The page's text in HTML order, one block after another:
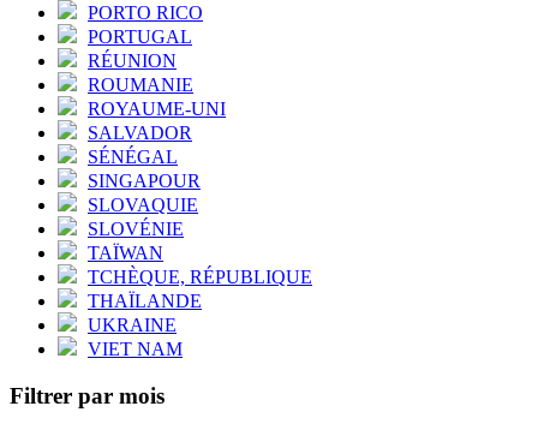
PORTO RICO
PORTUGAL
RÉUNION
ROUMANIE
ROYAUME-UNI
SALVADOR
SÉNÉGAL
SINGAPOUR
SLOVAQUIE
SLOVÉNIE
TAÏWAN
TCHÈQUE, RÉPUBLIQUE
THAÏLANDE
UKRAINE
VIET NAM
Filtrer par mois